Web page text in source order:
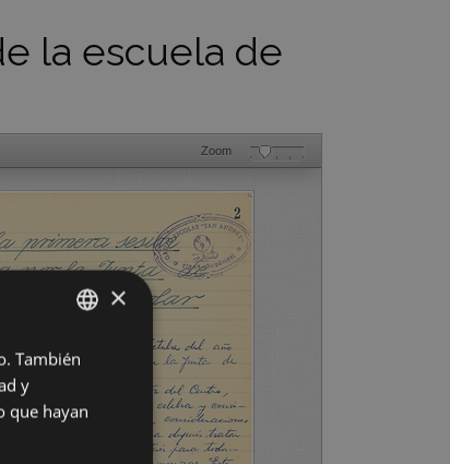
la escuela de
Zoom
BASQUE
×
También
y
que hayan